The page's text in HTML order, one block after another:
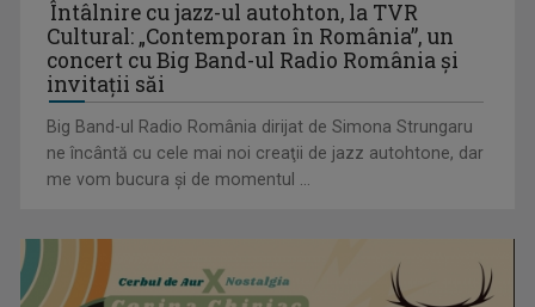
„Noaptea asta nimeni să nu doarmă!” Poveste din
Bucureștiul de odinioară, de ...
Întâlnire cu jazz-ul autohton, la TVR
Cultural: „Contemporan în România”, un
concert cu Big Band-ul Radio România şi
invitaţii săi
Big Band-ul Radio România dirijat de Simona Strungaru
ne încântă cu cele mai noi creaţii de jazz autohtone, dar
me vom bucura şi de momentul ...